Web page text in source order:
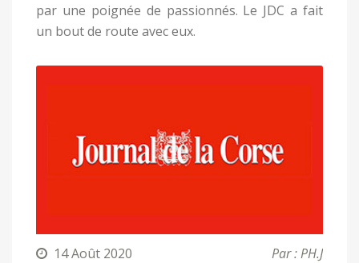
par une poignée de passionnés. Le JDC a fait
un bout de route avec eux.
14 Août 2020 Par : PH.J